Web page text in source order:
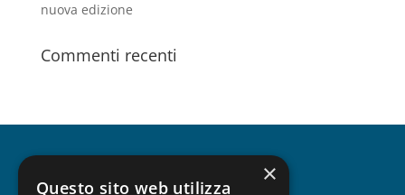
nuova edizione
Commenti recenti
CHI SIAMO ×
Questo sito web utilizza